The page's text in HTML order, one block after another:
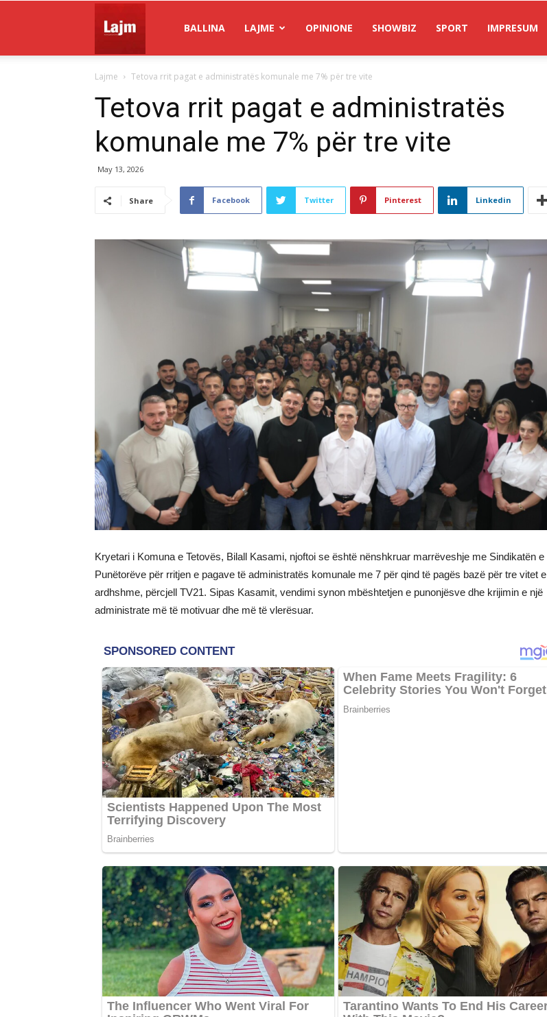
Lajm
BALLINA LAJME OPINIONE SHOWBIZ SPORT IMPRESUM
Lajme Tetova rrit pagat e administratës komunale me 7% për tre vite
Tetova rrit pagat e administratës
komunale me 7% për tre vite
May 13, 2026
Share Facebook Twitter Pinterest Linkedin
Kryetari i Komuna e Tetovës, Bilall Kasami, njoftoi se është nënshkruar marrëveshje me Sindikatën e
Punëtorëve për rritjen e pagave të administratës komunale me 7 për qind të pagës bazë për tre vitet e
ardhshme, përcjell TV21. Sipas Kasamit, vendimi synon mbështetjen e punonjësve dhe krijimin e një
administrate më të motivuar dhe më të vlerësuar.